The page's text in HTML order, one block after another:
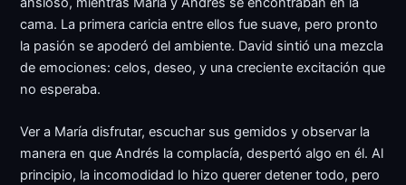
cama. La primera caricia entre ellos fue suave, pero pronto
la pasión se apoderó del ambiente. David sintió una mezcla
de emociones: celos, deseo, y una creciente excitación que
no esperaba.
Ver a María disfrutar, escuchar sus gemidos y observar la
manera en que Andrés la complacía, despertó algo en él. Al
principio, la incomodidad lo hizo querer detener todo, pero